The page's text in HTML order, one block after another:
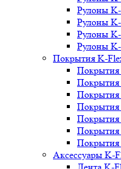
Рулоны
Рулоны
Рулоны
Рулоны
Покрытия K-
Покрытия
Аксессуары K-